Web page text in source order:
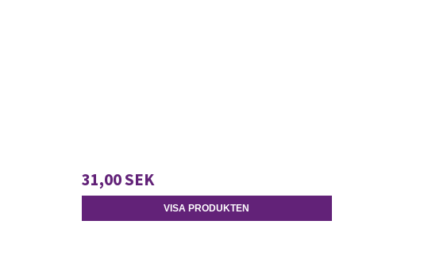
31,00 SEK
VISA PRODUKTEN